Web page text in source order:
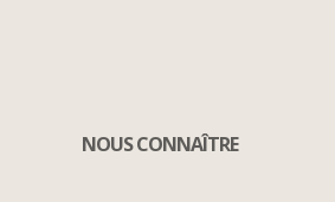
NOUS CONNAÎTRE